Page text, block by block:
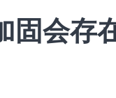
固会存